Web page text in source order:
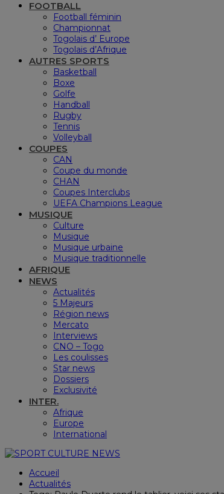
FOOTBALL
Football féminin
Championnat
Togolais d’ Europe
Togolais d’Afrique
AUTRES SPORTS
Basketball
Boxe
Golfe
Handball
Rugby
Tennis
Volleyball
COUPES
CAN
Coupe du monde
CHAN
Coupes Interclubs
UEFA Champions League
MUSIQUE
Culture
Musique
Musique urbaine
Musique traditionnelle
AFRIQUE
NEWS
Actualités
5 Majeurs
Région news
Mercato
Interviews
CNO – Togo
Les coulisses
Star news
Dossiers
Exclusivité
INTER.
Afrique
Europe
International
Accueil
Actualités